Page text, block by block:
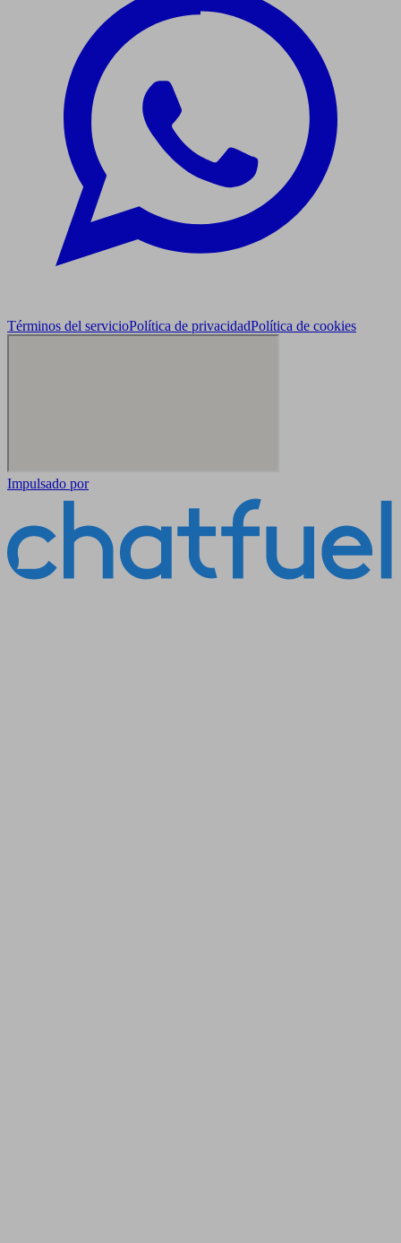
Términos del servicioPolítica de privacidadPolítica de cookies
Impulsado por